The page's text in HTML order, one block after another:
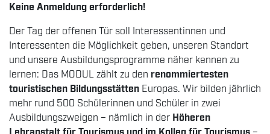
Keine Anmeldung erforderlich!
Der Tag der offenen Tür soll Interessentinnen und
Interessenten die Möglichkeit geben, unseren Standort
und unsere Ausbildungsprogramme näher kennen zu
lernen: Das MODUL zählt zu den renommiertesten
touristischen Bildungsstätten Europas. Wir bilden jährlich
mehr rund 500 Schülerinnen und Schüler in zwei
Ausbildungszweigen – nämlich in der Höheren